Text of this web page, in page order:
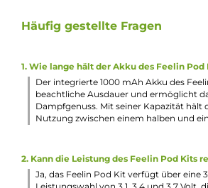
Material: PC & ABS (Mod), TPE &
USB Typ-C Charging mit bis zu 5V /
Leistungsbereich: 10 bis 22 W
Ausgangsspannung: 3.3 bis 4.2 V
3 Leistungsstufen wählbar: 3.1 V
10 W), 3.4 V (0.6 Ohm – 19.5 W / 1.0
Anzeige der Leistungsstufe und
LEDs am Mod
Runder und Ergonomischer